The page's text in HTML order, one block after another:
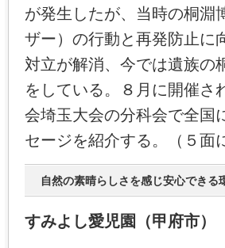
が発生したが、当時の桐淵
ザー）の行動と再発防止に
対立が解消、今では遺族の
をしている。８月に開催さ
会埼玉大会の分科会で全国
セージを紹介する。（５面
自然の素晴らしさを感じ安心できる
すみよし愛児園（甲府市）